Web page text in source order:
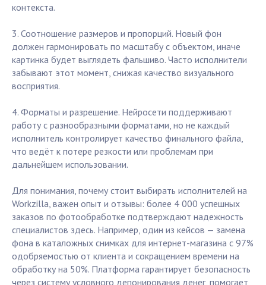
контекста.
3. Соотношение размеров и пропорций. Новый фон
должен гармонировать по масштабу с объектом, иначе
картинка будет выглядеть фальшиво. Часто исполнители
забывают этот момент, снижая качество визуального
восприятия.
4. Форматы и разрешение. Нейросети поддерживают
работу с разнообразными форматами, но не каждый
исполнитель контролирует качество финального файла,
что ведёт к потере резкости или проблемам при
дальнейшем использовании.
Для понимания, почему стоит выбирать исполнителей на
Workzilla, важен опыт и отзывы: более 4 000 успешных
заказов по фотообработке подтверждают надежность
специалистов здесь. Например, один из кейсов — замена
фона в каталожных снимках для интернет-магазина с 97%
одобряемостью от клиента и сокращением времени на
обработку на 50%. Платформа гарантирует безопасность
через систему условного депонирования денег, помогает